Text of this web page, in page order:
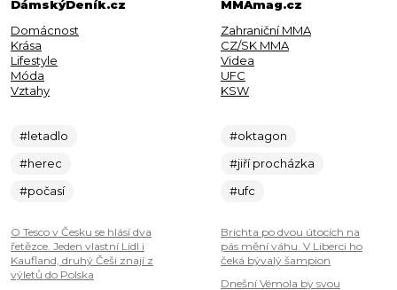
DámskýDeník.cz
Domácnost
Krása
Lifestyle
Móda
Vztahy
#letadlo
#herec
#počasí
O Tesco v Česku se hlásí dva
řetězce. Jeden vlastní Lidl i
Kaufland, druhý Češi znají z
výletů do Polska
MMAmag.cz
Zahraniční MMA
CZ/SK MMA
Videa
UFC
KSW
#oktagon
#jiří procházka
#ufc
Brichta po dvou útocích na
pás mění váhu. V Liberci ho
čeká bývalý šampion
Dnešní Vémola by svou